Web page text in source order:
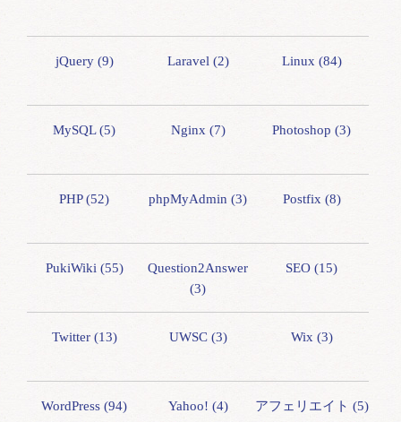
jQuery (9) Laravel (2) Linux (84)
MySQL (5) Nginx (7) Photoshop (3)
PHP (52) phpMyAdmin (3) Postfix (8)
PukiWiki (55)
Question2Answer
(3)
SEO (15)
Twitter (13) UWSC (3) Wix (3)
WordPress (94) Yahoo! (4) アフェリエイト (5)